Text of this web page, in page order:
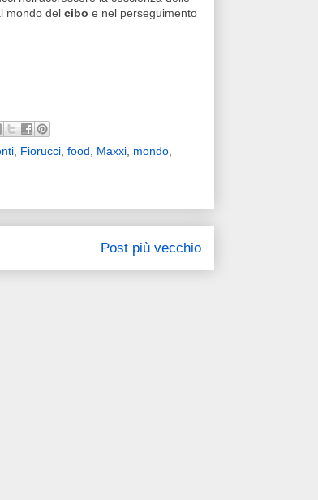
mondo del cibo e nel perseguimento
Fiorucci food Maxxi mondo
Post più vecchio